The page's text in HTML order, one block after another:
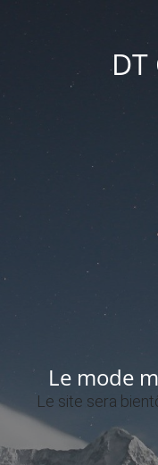
DT
Le mode
Le site sera